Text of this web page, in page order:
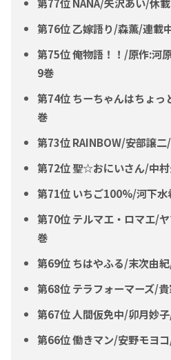
第76位 乙嫁語り/森薫/連載
第75位 俺物語！！/原作:河
9巻
第74位 ちーちゃんはちょ
巻
第73位 RAINBOW/安部譲
第72位 聖☆おにいさん/中
第71位 いちご100%/河下
第70位 テルマエ・ロマエ/
巻
第69位 ちはやふる/末次由
第68位 テラフォーマーズ/
第67位 人間仮免中/卯月妙
第66位 働きマン/安野モヨ